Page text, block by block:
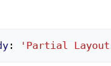
: 'Partial